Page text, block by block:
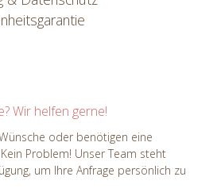
Wir helfen gerne!
oder benötigen eine
Problem! Unser Team steht
um Ihre Anfrage persönlich zu